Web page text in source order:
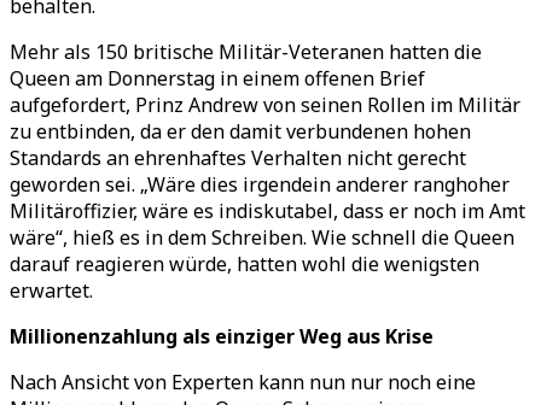
behalten.
Mehr als 150 britische Militär-Veteranen hatten die
Queen am Donnerstag in einem offenen Brief
aufgefordert, Prinz Andrew von seinen Rollen im Militär
zu entbinden, da er den damit verbundenen hohen
Standards an ehrenhaftes Verhalten nicht gerecht
geworden sei. „Wäre dies irgendein anderer ranghoher
Militäroffizier, wäre es indiskutabel, dass er noch im Amt
wäre“, hieß es in dem Schreiben. Wie schnell die Queen
darauf reagieren würde, hatten wohl die wenigsten
erwartet.
Millionenzahlung als einziger Weg aus Krise
Nach Ansicht von Experten kann nun nur noch eine